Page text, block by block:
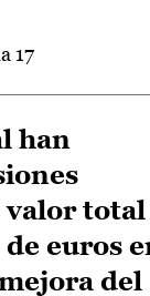
17
han
valor total
euros
del